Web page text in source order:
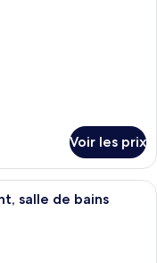
Voir les prix
d’hôtel avec deux lits
salle de bains